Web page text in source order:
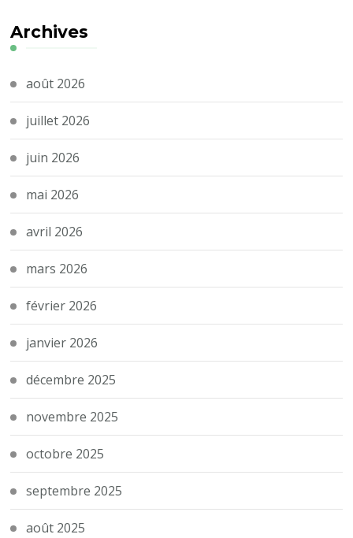
Archives
août 2026
juillet 2026
juin 2026
mai 2026
avril 2026
mars 2026
février 2026
janvier 2026
décembre 2025
novembre 2025
octobre 2025
septembre 2025
août 2025